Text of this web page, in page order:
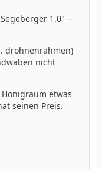
1.0" --
drohnenrahmen)
nicht
etwas
seinen Preis.